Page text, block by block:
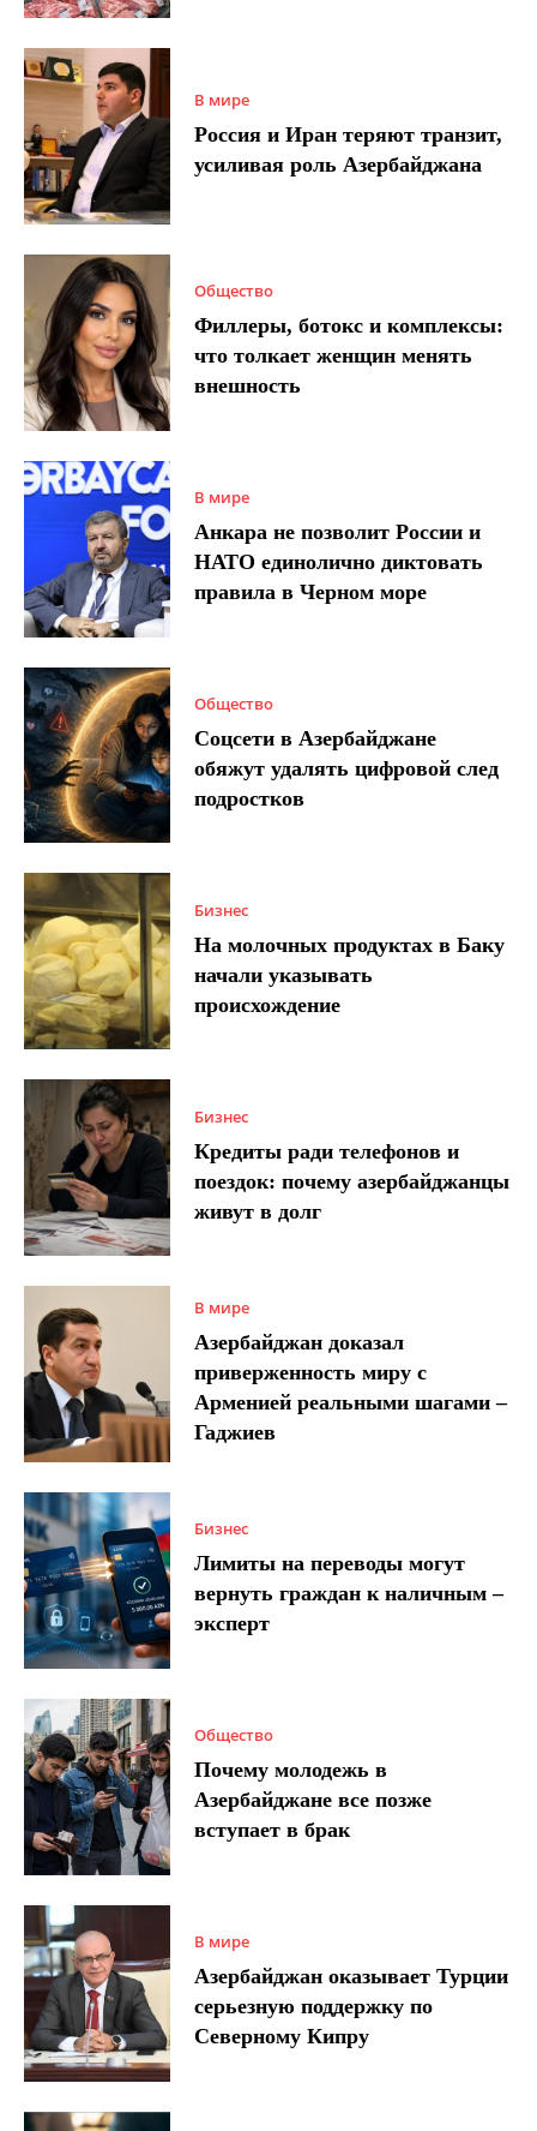
В мире
Россия и Иран теряют транзит,
усиливая роль Азербайджана
Общество
Филлеры, ботокс и комплексы:
что толкает женщин менять
внешность
В мире
Анкара не позволит России и
НАТО единолично диктовать
правила в Черном море
Общество
Соцсети в Азербайджане
обяжут удалять цифровой след
подростков
Бизнес
На молочных продуктах в Баку
начали указывать
происхождение
Бизнес
Кредиты ради телефонов и
поездок: почему азербайджанцы
живут в долг
В мире
Азербайджан доказал
приверженность миру с
Арменией реальными шагами –
Гаджиев
Бизнес
Лимиты на переводы могут
вернуть граждан к наличным –
эксперт
Общество
Почему молодежь в
Азербайджане все позже
вступает в брак
В мире
Азербайджан оказывает Турции
серьезную поддержку по
Северному Кипру